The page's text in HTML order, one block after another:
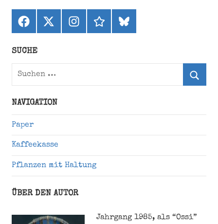
Facebook
X
(ehemals
Instagramthreadsbluesky
SUCHE
Suchen
NAVIGATION
Paper
Kaffeekasse
Pflanzen mit Haltung
ÜBER DEN AUTOR
Jahrgang 1985, als “Ossi”